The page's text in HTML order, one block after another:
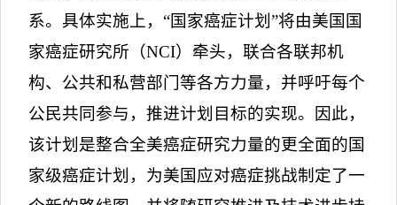
系。 具体实施上， “国家癌症计划”将由美国国
家癌症研究所（NCI）牵头，联合各联邦机
构、公共和私营部门等各方力量，并呼吁每个
公民共同参与，推进计划目标的实现。因此，
该计划 是整合全美癌症研究力量的更全面的国
家级癌症计划，为美国应对癌症挑战制定了一